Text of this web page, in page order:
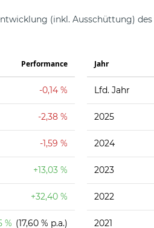
(inkl. Ausschüttung) des
Perfor­mance
-0,14 %
-2,38 %
-1,59 %
+13,03 %
+32,40 %
% (17,60 % p.a.)
Jahr
Lfd. Jahr
2025
2024
2023
2022
2021